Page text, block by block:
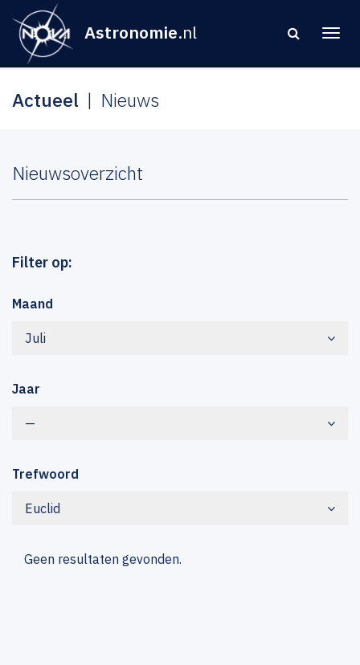
Astronomie.nl
Actueel Nieuws
Nieuwsoverzicht
Filter op:
Maand
Juli
Jaar
—
Trefwoord
Euclid
Geen resultaten gevonden.